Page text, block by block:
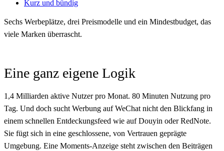
Kurz und bündig
Sechs Werbeplätze, drei Preismodelle und ein Mindestbudget, das
viele Marken überrascht.
Eine ganz eigene Logik
1,4 Milliarden aktive Nutzer pro Monat. 80 Minuten Nutzung pro
Tag. Und doch sucht Werbung auf WeChat nicht den Blickfang in
einem schnellen Entdeckungsfeed wie auf Douyin oder RedNote.
Sie fügt sich in eine geschlossene, von Vertrauen geprägte
Umgebung. Eine Moments-Anzeige steht zwischen den Beiträgen